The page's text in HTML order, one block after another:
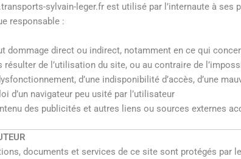
sylvain-leger.fr est utilisé par l’internaute à
responsable :
dommage direct ou indirect, notamment en ce qui
résulter de l’utilisation du site, ou au contraire de
d’une indisponibilité d’accès, d’une
d’un navigateur peu usité par l’utilisateur
des publicités et autres liens ou sources externes
documents et services de ce site sont protégés par